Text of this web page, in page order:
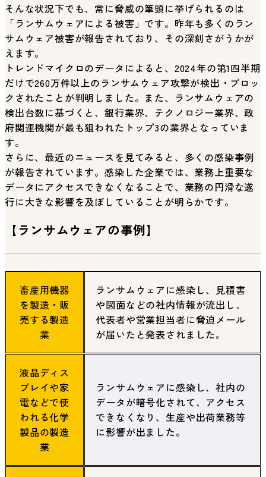
そんな状況下でも、常に脅威の筆頭に挙げられるのは
「ランサムウェアによる被害」です。昨年も多くのラン
サムウェア被害が報告されており、その深刻さがうかが
えます。
トレンドマイクロのデータによると、2024年の第1四半期
だけで260万件以上のランサムウェア攻撃が検出・ブロッ
クされたことが判明しました。また、ランサムウェアの
検出台数に基づくと、銀行業界、テクノロジー業界、政
府関連機関が最も狙われたトップ3の業界となっていま
す。
さらに、最近のニュースを見てみると、多くの感染事例
が報告されています。感染した企業では、業務上重要な
データにアクセスできなくなることで、業務の円滑な遂
行に大きな影響を及ぼしていることが明らかです。
【ランサムウェアの事例】
畜産用機器
を製造・販
売する製造
業
ランサムウェアに感染し、見積書
や図面などの社内情報が流出し、
代表者や営業担当者に脅迫メール
が届いたと発表されました。
液晶ディス
プレイや家
電などで使
われる化学
製品の製造
業
ランサムウェアに感染し、社内の
データが暗号化されて、アクセス
できなくなり、生産や出荷業務等
に影響が出ました。